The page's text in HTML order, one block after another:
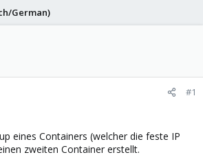
German)
#1
eines Containers (welcher die feste IP
zweiten Container erstellt.